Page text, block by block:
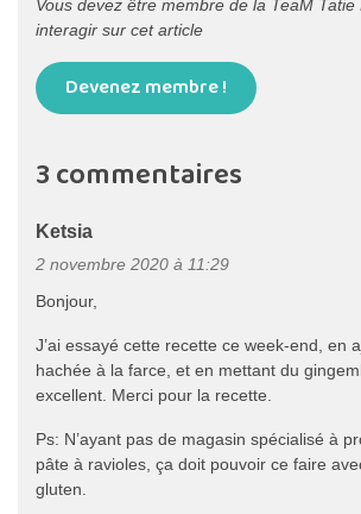
Vous devez être membre de la TeaM
interagir sur cet article
Devenez membre !
3 commentaires
Ketsia
2 novembre 2020 à 11:29
Bonjour,
J’ai essayé cette recette ce week-end, en
hachée à la farce, et en mettant du
excellent. Merci pour la recette.
Ps: N’ayant pas de magasin spécialisé à
pâte à ravioles, ça doit pouvoir ce faire
gluten.